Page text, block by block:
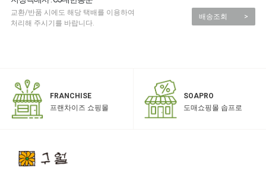
교환/반품 시에도 해당 택배를 이용하여
처리해 주시기를 바랍니다.
배송조회 >
FRANCHISE
프랜차이즈 쇼핑몰
SOAPRO
도매쇼핑몰 솝프로